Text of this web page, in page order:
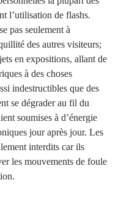
l’utilisation de flashs.
pas seulement à
des autres visiteurs;
en expositions, allant de
à des choses
indestructibles que des
se dégrader au fil du
soumises à d’énergie
jour après jour. Les
interdits car ils
les mouvements de foule